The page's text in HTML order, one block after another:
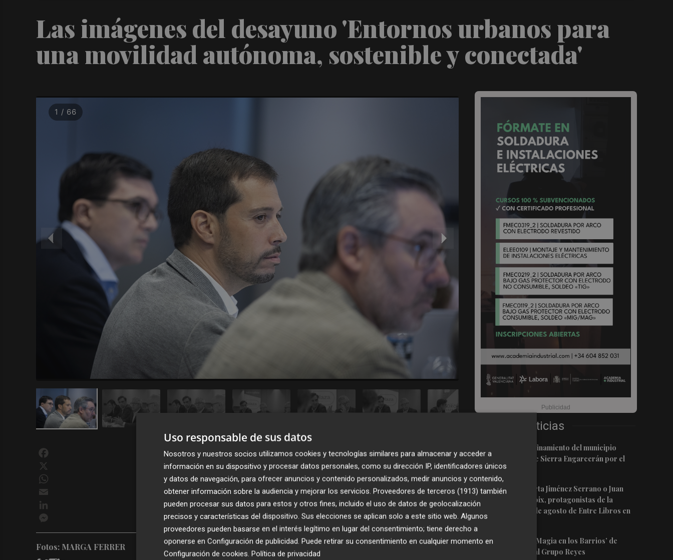
Las imágenes del desayuno 'Entornos urbanos para
una movilidad autónoma, sostenible y conectada'
1 / 66
Últimas Noticias
1 Levantan el confinamiento del municipio
castellonense de Sierra Engarcerán por el
incendio
2Juan Tallón, Marta Jiménez Serrano o Juan
Evaristo Valls Boix, protagonistas de la
programación de agosto de Entre Libros en
Benicàssim
3 Los talleres de ‘Magia en los Barrios’ de
Castelló llegan al Grupo Reyes
Fotos: MARGA FERRER
Uso responsable de sus datos
Nosotros y nuestros socios utilizamos cookies y tecnologías similares para almacenar y acceder a
información en su dispositivo y procesar datos personales, como su dirección IP, identificadores únicos
y datos de navegación, para ofrecer anuncios y contenido personalizados, medir anuncios y contenido,
obtener información sobre la audiencia y mejorar los servicios. Proveedores de terceros (1913) también
pueden procesar sus datos para estos y otros fines, incluido el uso de datos de geolocalización
precisos y características del dispositivo. Sus elecciones se aplican solo a este sitio web. Algunos
proveedores pueden basarse en el interés legítimo en lugar del consentimiento; tiene derecho a
oponerse en Configuración de publicidad. Puede retirar su consentimiento en cualquier momento en
Configuración de cookies. Política de privacidad